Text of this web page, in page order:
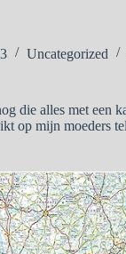
Uncategorized
die alles met een
op mijn moeders